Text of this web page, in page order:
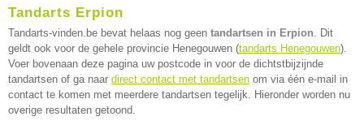
Tandarts Erpion
Tandarts-vinden.be bevat helaas nog geen tandartsen in Erpion. Dit
geldt ook voor de gehele provincie Henegouwen (tandarts Henegouwen).
Voer bovenaan deze pagina uw postcode in voor de dichtstbijzijnde
tandartsen of ga naar direct contact met tandartsen om via één e-mail in
contact te komen met meerdere tandartsen tegelijk. Hieronder worden nu
overige resultaten getoond.